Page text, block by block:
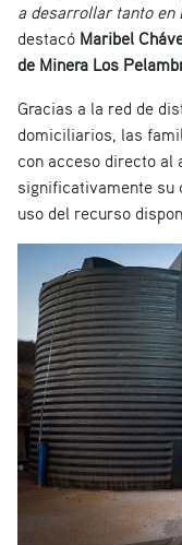
a desarrollar tanto en
destacó Maribel
de Minera Los
Gracias a la red de
domiciliarios, las
con acceso directo al
significativamente su
uso del recurso